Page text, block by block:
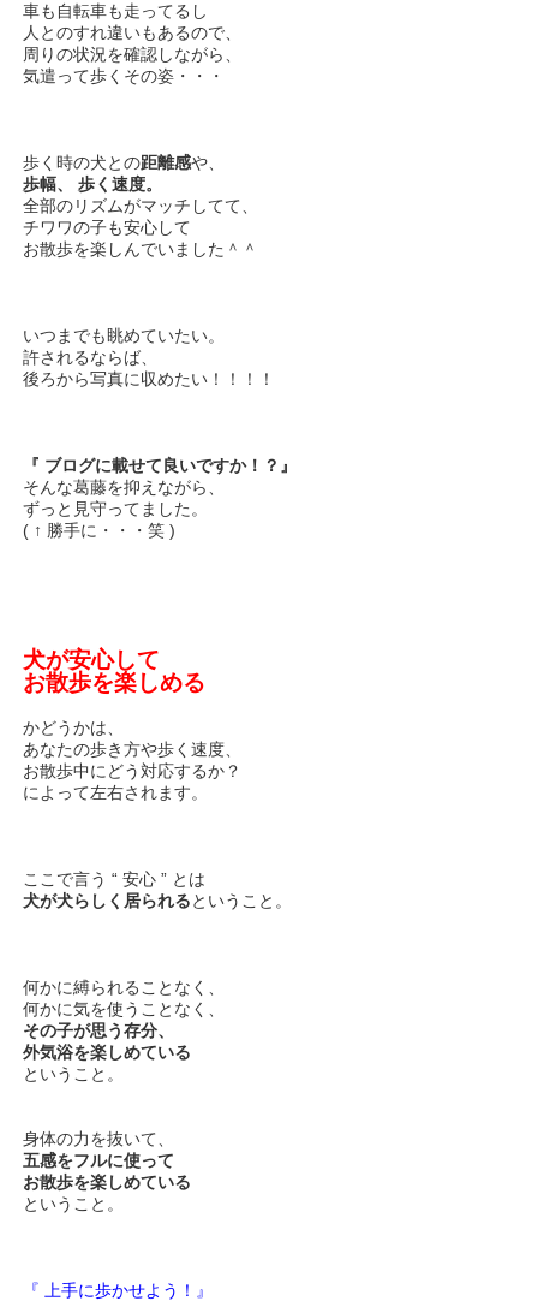
車も自転車も走ってるし
人とのすれ違いもあるので、
周りの状況を確認しながら、
気遣って歩くその姿・・・
歩く時の犬との距離感や、
歩幅、 歩く速度。
全部のリズムがマッチしてて、
チワワの子も安心して
お散歩を楽しんでいました＾＾
いつまでも眺めていたい。
許されるならば、
後ろから写真に収めたい！！！！
『 ブログに載せて良いですか！？』
そんな葛藤を抑えながら、
ずっと見守ってました。
( ↑ 勝手に・・・笑 )
犬が安心して
お散歩を楽しめる
かどうかは、
あなたの歩き方や歩く速度、
お散歩中にどう対応するか？
によって左右されます。
ここで言う “ 安心 ” とは
犬が犬らしく居られるということ。
何かに縛られることなく、
何かに気を使うことなく、
その子が思う存分、
外気浴を楽しめている
ということ。
身体の力を抜いて、
五感をフルに使って
お散歩を楽しめている
ということ。
『 上手に歩かせよう！』